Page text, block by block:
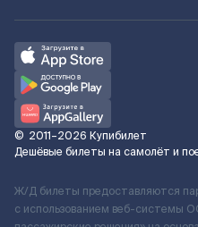
© 2011–2026 Купибилет
Дешёвые билеты на самолёт и
Ж/Д билеты предоставляются
с использованием веб-системы